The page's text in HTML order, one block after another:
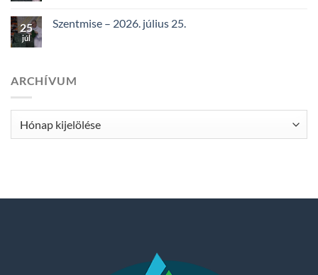
25
júl
Szentmise – 2026. július 25.
ARCHÍVUM